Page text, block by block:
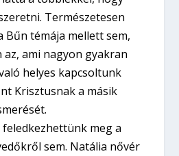
Természetesen
Bűn témája mellett sem,
ami nagyon gyakran
helyes kapcsoltunk
Krisztusnak a másik
meg a
sem. Natália nővér